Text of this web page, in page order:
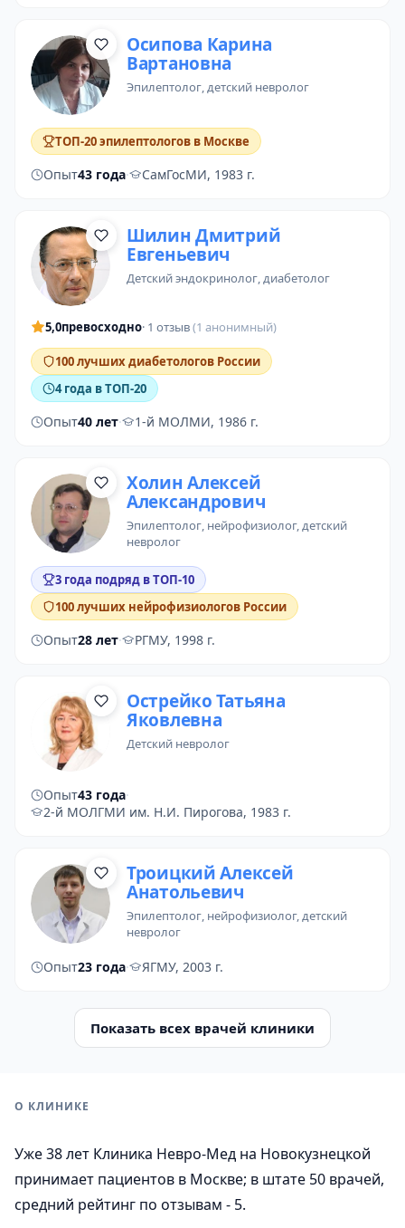
Осипова Карина
Вартановна
эпилептолог, детский невролог
ТОП-20 эпилептологов в Москве
Опыт43 года· СамГосМИ, 1983 г.
Шилин Дмитрий
Евгеньевич
детский эндокринолог,диабетолог
5,0превосходно· 1 отзыв(1 анонимный)
100 лучших диабетологов России
4 года в ТОП-20
Опыт40 лет· 1-й МОЛМИ, 1986 г.
Холин Алексей
Александрович
эпилептолог, нейрофизиолог, детский
невролог
3 года подряд в ТОП-10
100 лучших нейрофизиологов России
Опыт28 лет· РГМУ, 1998 г.
Острейко Татьяна
Яковлевна
детский невролог
Опыт43 года·
2-й МОЛГМИ им. Н.И. Пирогова, 1983 г.
Троицкий Алексей
Анатольевич
эпилептолог, нейрофизиолог, детский
невролог
Опыт23 года· ЯГМУ, 2003 г.
Показать всех врачей клиники
О КЛИНИКЕ
Уже 38 лет Клиника Невро-Мед на Новокузнецкой
принимает пациентов в Москве; в штате 50 врачей,
средний рейтинг по отзывам - 5.